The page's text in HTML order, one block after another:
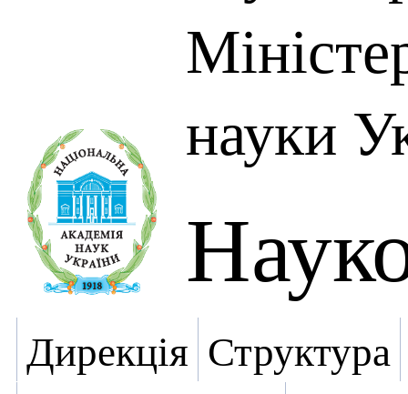
науки
Дирекція Структура